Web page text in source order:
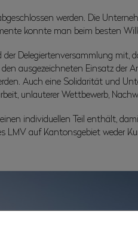
werden. Die
konnte man beim besten
Delegiertenversammlung
ausgezeichneten Einsatz
Auch eine Solidarität und
unlauterer Wettbewerb,
individuellen Teil enthält,
LMV auf Kantonsgebiet weder